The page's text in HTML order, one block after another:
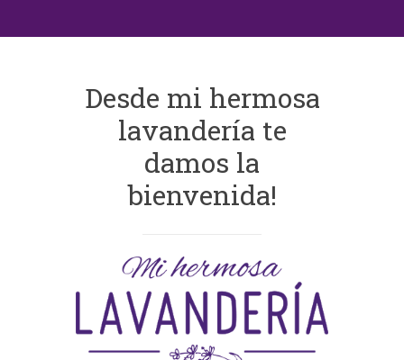
Desde mi hermosa
lavandería te
damos la
bienvenida!